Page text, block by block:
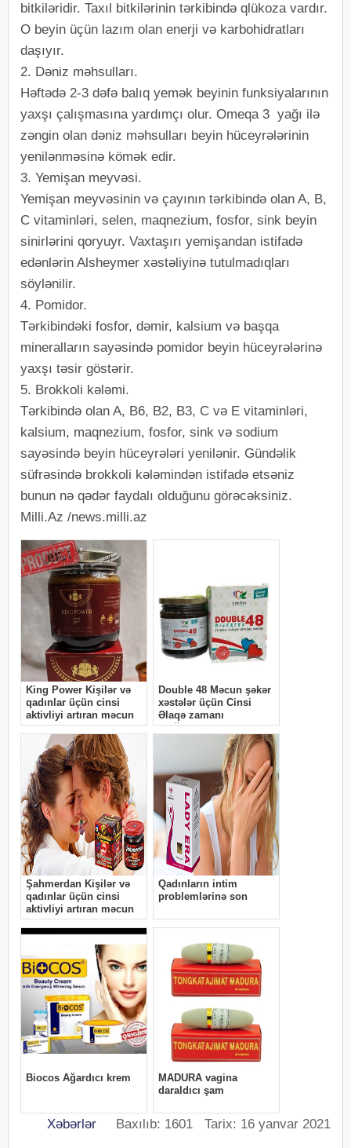
bitkiləridir. Taxıl bitkilərinin tərkibində qlükoza vardır.
O beyin üçün lazım olan enerji və karbohidratları
daşıyır.
2. Dəniz məhsulları.
Həftədə 2-3 dəfə balıq yemək beyinin funksiyalarının
yaxşı çalışmasına yardımçı olur. Omeqa 3 yağı ilə
zəngin olan dəniz məhsulları beyin hüceyrələrinin
yenilənməsinə kömək edir.
3. Yemişan meyvəsi.
Yemişan meyvəsinin və çayının tərkibində olan A, B,
C vitaminləri, selen, maqnezium, fosfor, sink beyin
sinirlərini qoryuyr. Vaxtaşırı yemişandan istifadə
edənlərin Alsheymer xəstəliyinə tutulmadıqları
söylənilir.
4. Pomidor.
Tərkibindəki fosfor, dəmir, kalsium və başqa
mineralların sayəsində pomidor beyin hüceyrələrinə
yaxşı təsir göstərir.
5. Brokkoli kələmi.
Tərkibində olan A, B6, B2, B3, C və E vitaminləri,
kalsium, maqnezium, fosfor, sink və sodium
sayəsində beyin hüceyrələri yenilənir. Gündəlik
süfrəsində brokkoli kələmindən istifadə etsəniz
bunun nə qədər faydalı olduğunu görəcəksiniz.
Milli.Az /news.milli.az
Xəbərlər Baxılıb: 1601 Tarix: 16 yanvar 2021